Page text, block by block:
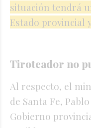
situación tendrá
Estado provincial
Tiroteador no
Al respecto, el
de Santa Fe,
Gobierno